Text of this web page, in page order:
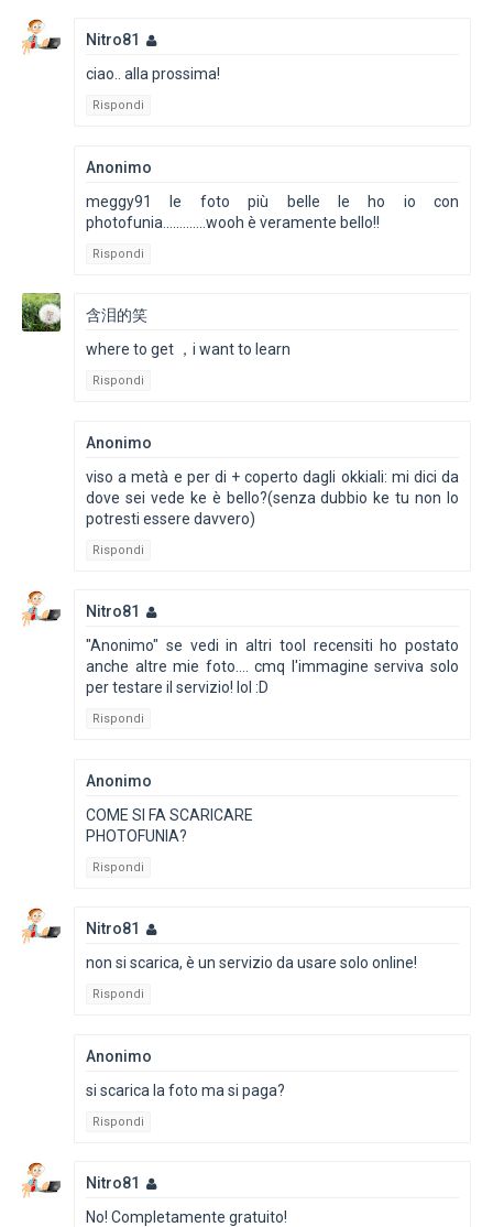
Nitro81
ciao.. alla prossima!
Rispondi
Anonimo
meggy91 le foto più belle le ho io con
photofunia.............wooh è veramente bello!!
Rispondi
含泪的笑
where to get ，i want to learn
Rispondi
Anonimo
viso a metà e per di + coperto dagli okkiali: mi dici da
dove sei vede ke è bello?(senza dubbio ke tu non lo
potresti essere davvero)
Rispondi
Nitro81
"Anonimo" se vedi in altri tool recensiti ho postato
anche altre mie foto.... cmq l'immagine serviva solo
per testare il servizio! lol :D
Rispondi
Anonimo
COME SI FA SCARICARE
PHOTOFUNIA?
Rispondi
Nitro81
non si scarica, è un servizio da usare solo online!
Rispondi
Anonimo
si scarica la foto ma si paga?
Rispondi
Nitro81
No! Completamente gratuito!